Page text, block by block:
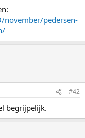
november/pedersen-
#42
begrijpelijk.